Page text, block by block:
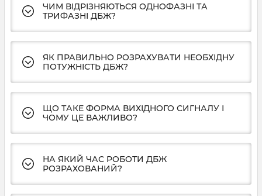
ЧИМ ВІДРІЗНЯЮТЬСЯ ОДНОФАЗНІ ТА
ТРИФАЗНІ ДБЖ?
ЯК ПРАВИЛЬНО РОЗРАХУВАТИ НЕОБХІДНУ
ПОТУЖНІСТЬ ДБЖ?
ЩО ТАКЕ ФОРМА ВИХІДНОГО СИГНАЛУ І
ЧОМУ ЦЕ ВАЖЛИВО?
НА ЯКИЙ ЧАС РОБОТИ ДБЖ
РОЗРАХОВАНИЙ?